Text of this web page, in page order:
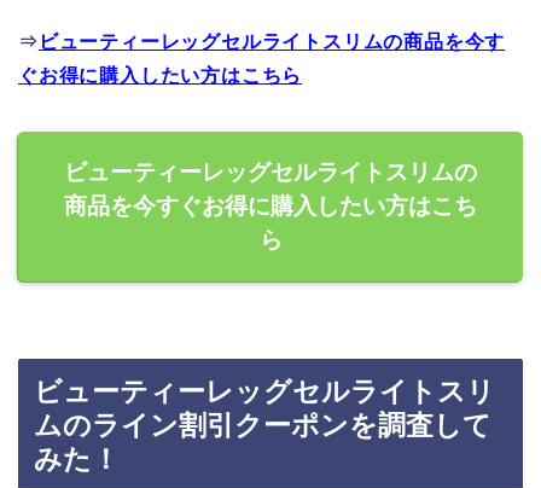
⇒ ビューティーレッグセルライトスリムの商品を今す
ぐお得に購入したい方はこちら
ビューティーレッグセルライトスリムの
商品を今すぐお得に購入したい方はこち
ら
ビューティーレッグセルライトスリ
ムのライン割引クーポンを調査して
みた！